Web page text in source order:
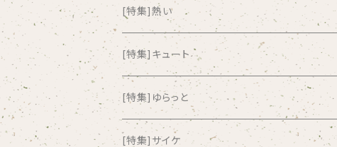
Amia Calva
Amsterdamned
ANYO
And Summer Club
[特集]熱い
[特集]キュート
[特集]ゆらっと
[特集]サイケ